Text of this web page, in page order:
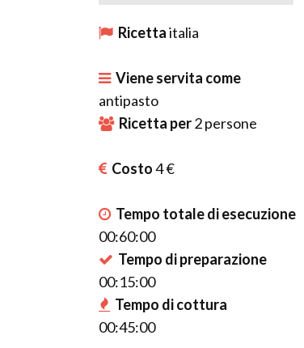
Ricettaitalia
Viene servita come
antipasto
Ricetta per2persone
Costo4 €
Tempo totale di esecuzione
00:60:00
Tempo di preparazione
00:15:00
Tempo di cottura
00:45:00